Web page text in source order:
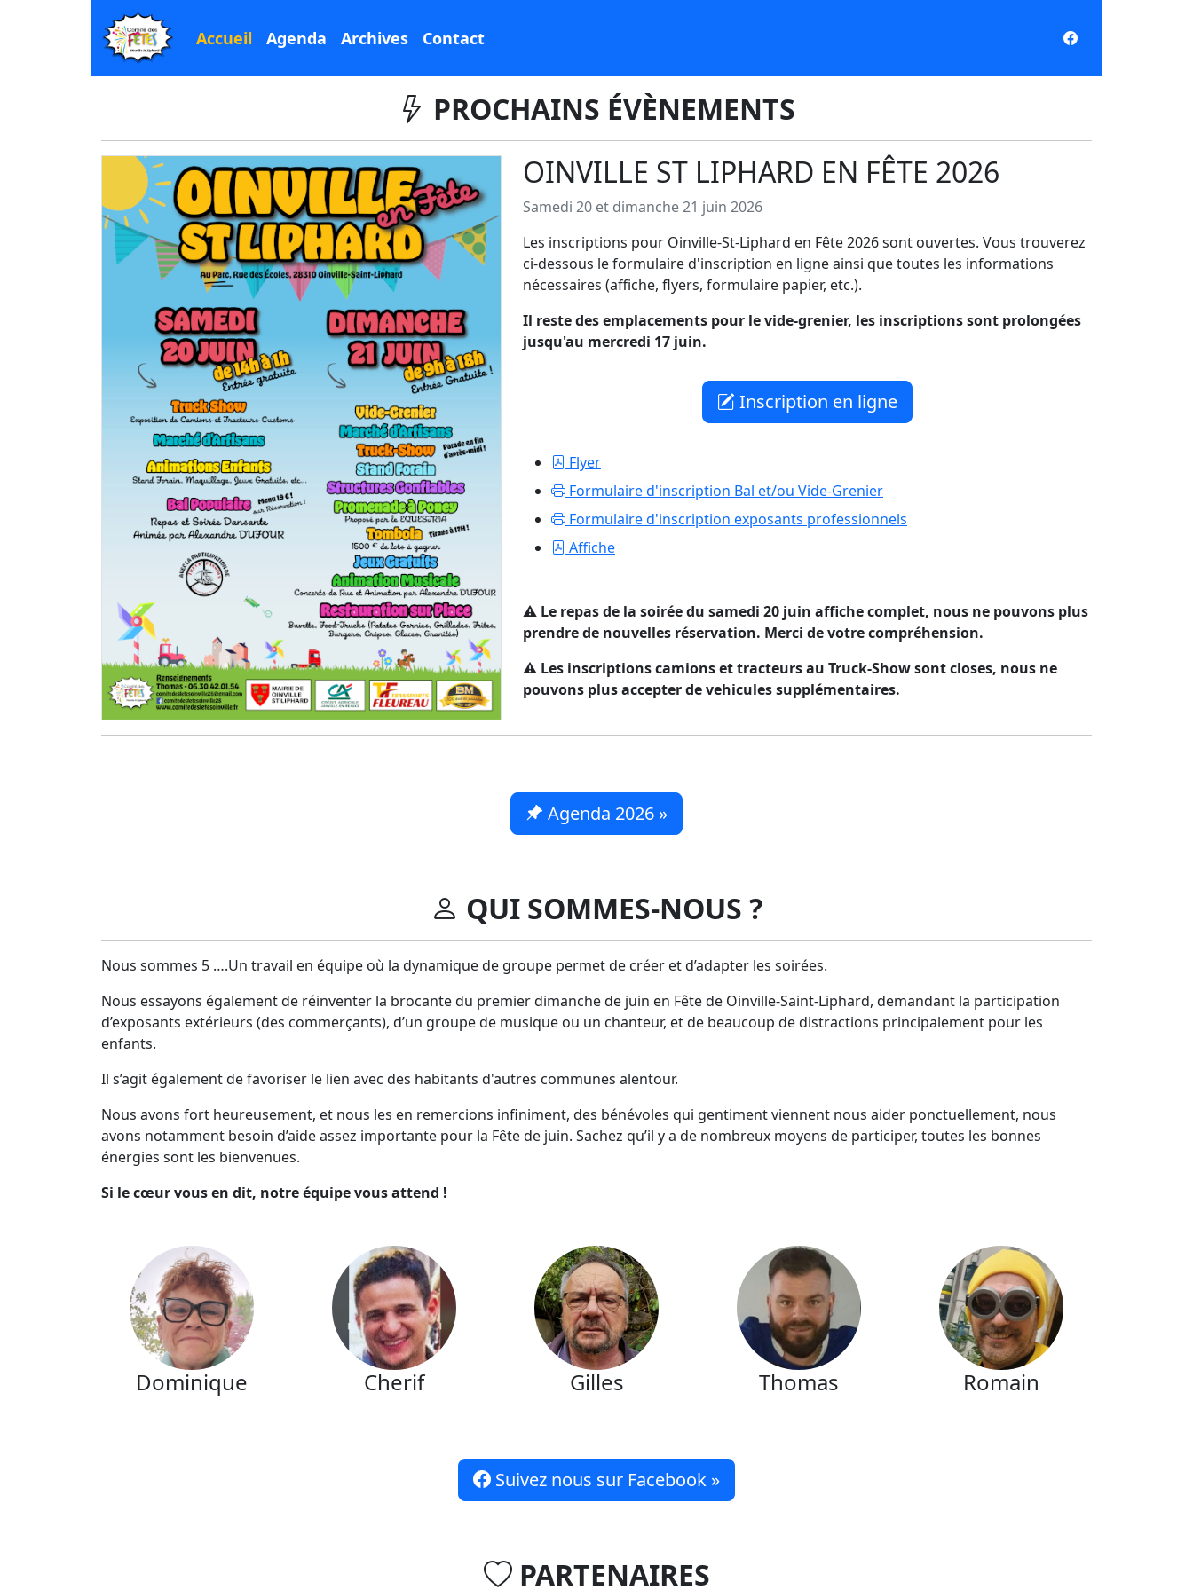
Accueil Agenda Archives Contact
PROCHAINS ÉVÈNEMENTS
OINVILLE ST LIPHARD EN FÊTE 2026
Samedi 20 et dimanche 21 juin 2026
Les inscriptions pour Oinville-St-Liphard en Fête 2026 sont ouvertes. Vous trouverez
ci-dessous le formulaire d'inscription en ligne ainsi que toutes les informations
nécessaires (affiche, flyers, formulaire papier, etc.).
Il reste des emplacements pour le vide-grenier, les inscriptions sont prolongées
jusqu'au mercredi 17 juin.
Inscription en ligne
Flyer
Formulaire d'inscription Bal et/ou Vide-Grenier
Formulaire d'inscription exposants professionnels
Affiche
⚠️ Le repas de la soirée du samedi 20 juin affiche complet, nous ne pouvons plus
prendre de nouvelles réservation. Merci de votre compréhension.
⚠️ Les inscriptions camions et tracteurs au Truck-Show sont closes, nous ne
pouvons plus accepter de vehicules supplémentaires.
Agenda 2026 »
QUI SOMMES-NOUS ?
Nous sommes 5 ….Un travail en équipe où la dynamique de groupe permet de créer et d’adapter les soirées.
Nous essayons également de réinventer la brocante du premier dimanche de juin en Fête de Oinville-Saint-Liphard, demandant la participation
d’exposants extérieurs (des commerçants), d’un groupe de musique ou un chanteur, et de beaucoup de distractions principalement pour les
enfants.
Il s’agit également de favoriser le lien avec des habitants d'autres communes alentour.
Nous avons fort heureusement, et nous les en remercions infiniment, des bénévoles qui gentiment viennent nous aider ponctuellement, nous
avons notamment besoin d’aide assez importante pour la Fête de juin. Sachez qu’il y a de nombreux moyens de participer, toutes les bonnes
énergies sont les bienvenues.
Si le cœur vous en dit, notre équipe vous attend !
Dominique Cherif Gilles Thomas Romain
Suivez nous sur Facebook »
PARTENAIRES